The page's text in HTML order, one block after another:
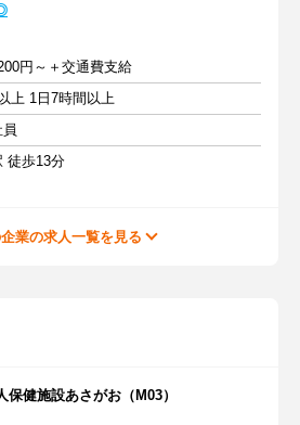
円～＋交通費支給
上 1日7時間以上
徒歩13分
業の求人一覧を見る
健施設あさがお（M03）